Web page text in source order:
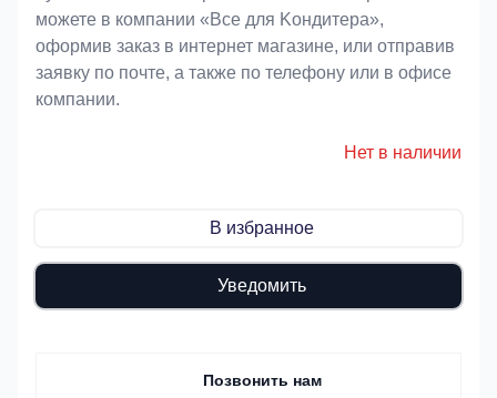
можете в компании «Bce для Koндитeрa»,
оформив заказ в интернет магазине, или отправив
заявку по почте, а также по телефону или в офисе
компании.
Нет в наличии
В избранное
Уведомить
Позвонить нам